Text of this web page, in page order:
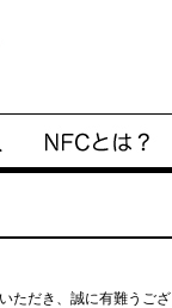
いただき、誠に有難う